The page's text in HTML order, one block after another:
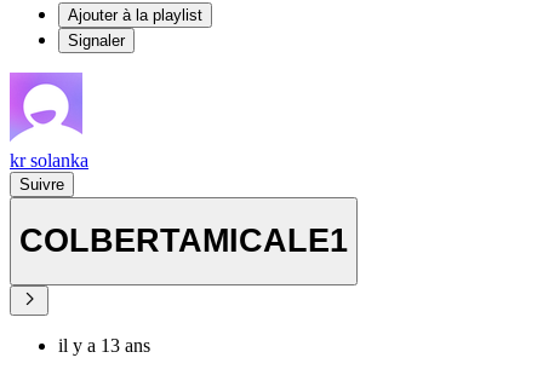
Ajouter à la playlist
Signaler
kr solanka
Suivre
COLBERTAMICALE1
il y a 13 ans